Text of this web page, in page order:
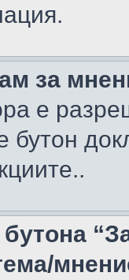
за
е
бутон